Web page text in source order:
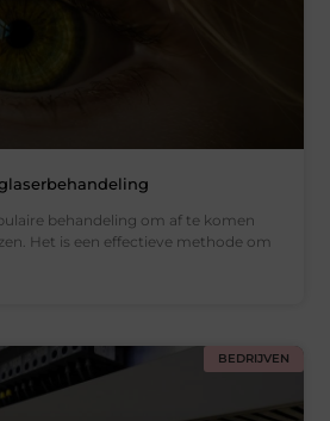
behandeling om af te komen
Het is een effectieve methode om
BEDRIJVEN